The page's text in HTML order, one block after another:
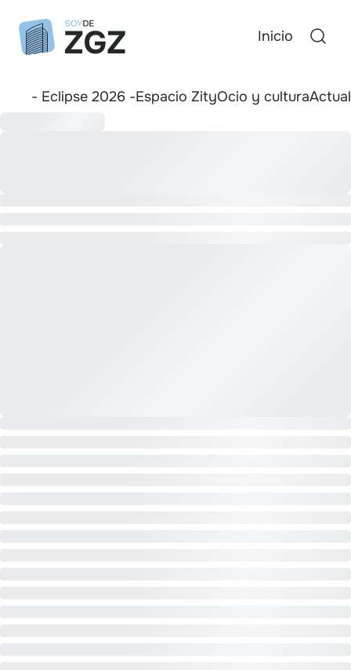
Inicio
- Eclipse 2026 -Espacio ZityOcio y cultura